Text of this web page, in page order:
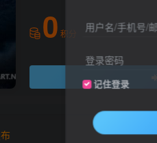
0 积分
用户名/手机号/
登录密码
记住登录